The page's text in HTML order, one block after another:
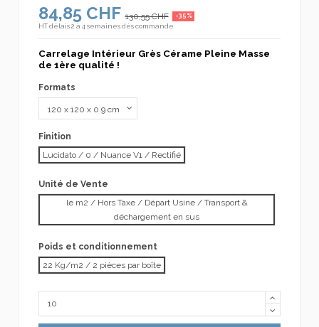
84,85 CHF 130,55 CHF -35%
HTdélais 2 à 4 semaines dès commande
Carrelage Intérieur Grès Cérame Pleine Masse
de 1ère qualité !
Formats
Finition
Lucidato / 0 / Nuance V1 / Rectifié
Unité de Vente
le m2 / Hors Taxe / Départ Usine / Transport &
déchargement en sus
Poids et conditionnement
22 Kg/m2 / 2 pièces par boîte